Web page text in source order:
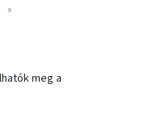
»
meg a